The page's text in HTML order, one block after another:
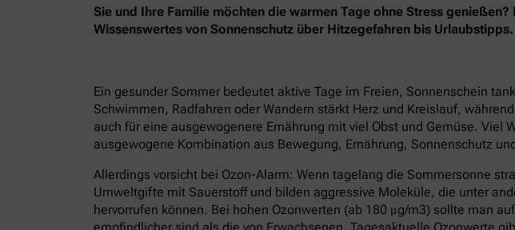
Sie und Ihre Familie möchten die warmen Tage ohne Stress
Wissenswertes von Sonnenschutz über Hitzegefahren bis Urlaubstipps.
Ein gesunder Sommer bedeutet aktive Tage im Freien, Sonnenschein
Schwimmen, Radfahren oder Wandern stärkt Herz und Kreislauf,
auch für eine ausgewogenere Ernährung mit viel Obst und Gemüse.
ausgewogene Kombination aus Bewegung, Ernährung, Sonnenschutz
Allerdings vorsicht bei Ozon-Alarm: Wenn tagelang die Sommersonne
Umweltgifte mit Sauerstoff und bilden aggressive Moleküle, die unter
hervorrufen können. Bei hohen Ozonwerten (ab 180 μg/m3) sollte man